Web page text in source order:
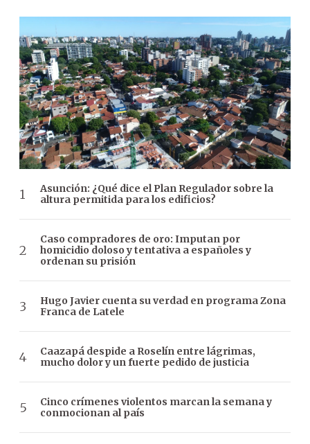
Asunción: ¿Qué dice el Plan Regulador sobre la
altura permitida para los edificios?
Caso compradores de oro: Imputan por
homicidio doloso y tentativa a españoles y
ordenan su prisión
Hugo Javier cuenta su verdad en programa Zona
Franca de Latele
Caazapá despide a Roselín entre lágrimas,
mucho dolor y un fuerte pedido de justicia
Cinco crímenes violentos marcan la semana y
conmocionan al país